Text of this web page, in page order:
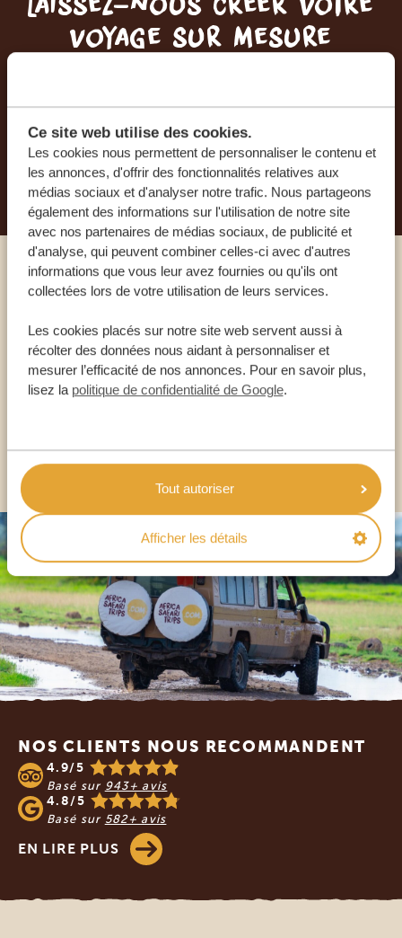
Ce site web utilise des cookies.
Les cookies nous permettent de personnaliser le contenu et
les annonces, d'offrir des fonctionnalités relatives aux
médias sociaux et d'analyser notre trafic. Nous partageons
également des informations sur l'utilisation de notre site
avec nos partenaires de médias sociaux, de publicité et
d'analyse, qui peuvent combiner celles-ci avec d'autres
informations que vous leur avez fournies ou qu'ils ont
collectées lors de votre utilisation de leurs services.
Les cookies placés sur notre site web servent aussi à
récolter des données nous aidant à personnaliser et
mesurer l’efficacité de nos annonces. Pour en savoir plus,
lisez la politique de confidentialité de Google.
Tout autoriser
Afficher les détails
voyage sur mesure
PLANIFIEZ VOTRE AVENTURE
Appelez un expert
NOS SPÉCIALISTES SONT LÀ POUR VOUS
Footer
NOS CLIENTS NOUS RECOMMANDENT
4.9/5
Basé sur 943+ avis
4.8/5
Basé sur 582+ avis
EN LIRE PLUS